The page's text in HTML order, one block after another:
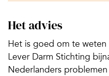
Het advies
Het is goed om te
Lever Darm Stichting
Nederlanders